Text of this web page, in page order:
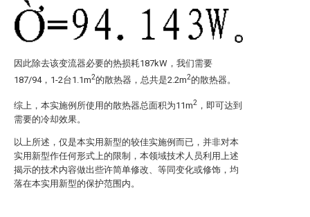
因此除去该变流器必要的热损耗187kW，我们需要
187/94，1-2台1.1m2的散热器，总共是2.2m2的散热器。
综上，本实施例所使用的散热器总面积为11m2 ，即可达到
需要的冷却效果。
以上所述，仅是本实用新型的较佳实施例而已，并非对本
实用新型作任何形式上的限制，本领域技术人员利用上述
揭示的技术内容做出些许简单修改、等同变化或修饰，均
落在本实用新型的保护范围内。